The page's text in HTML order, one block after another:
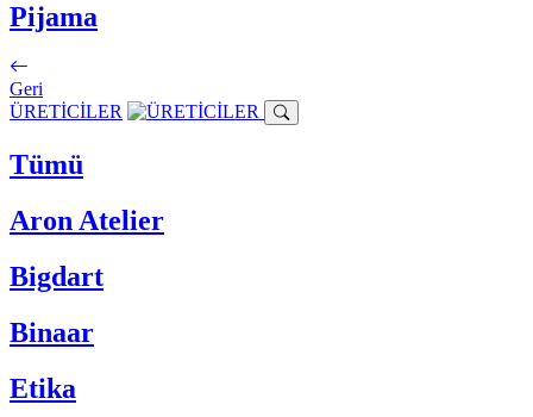
Pijama
Geri
ÜRETİCİLER
Tümü
Aron Atelier
Bigdart
Binaar
Etika